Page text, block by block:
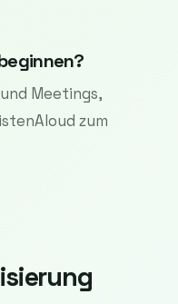
Meetings,
zum